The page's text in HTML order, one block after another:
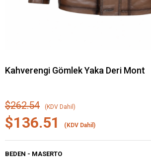
Kahverengi Gömlek Yaka Deri Mont
$262.54 (KDV Dahil)
$136.51 (KDV Dahil)
BEDEN - MASERTO